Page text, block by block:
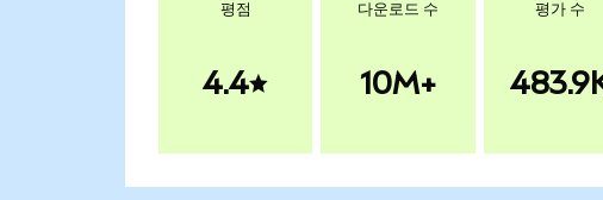
평점
4.4
다운로드 수
10M+
평가 수